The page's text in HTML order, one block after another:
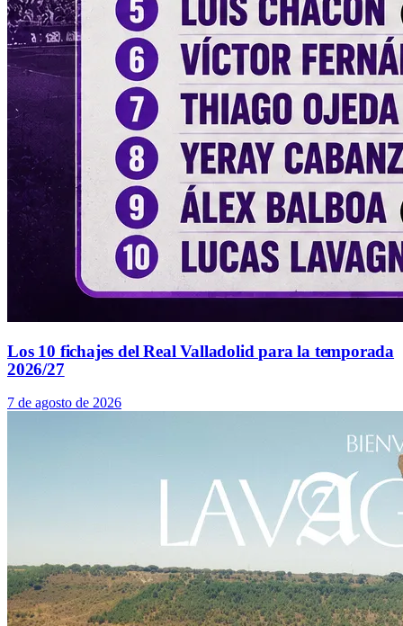
Los 10 fichajes del Real Valladolid para la temporada
2026/27
7 de agosto de 2026